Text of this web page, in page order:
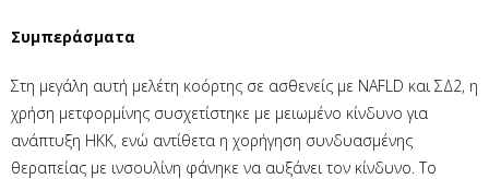
Συμπεράσματα
Στη μεγάλη αυτή μελέτη κοόρτης σε ασθενείς με NAFLD και ΣΔ2, η
χρήση μετφορμίνης συσχετίστηκε με μειωμένο κίνδυνο για
ανάπτυξη ΗΚΚ, ενώ αντίθετα η χορήγηση συνδυασμένης
θεραπείας με ινσουλίνη φάνηκε να αυξάνει τον κίνδυνο. Το